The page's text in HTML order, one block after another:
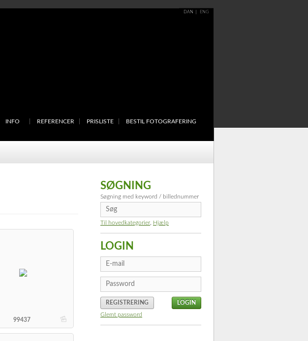
DAN ENG
INFO REFERENCER PRISLISTE BESTIL FOTOGRAFERING
b
99437
SØGNING
Søgning med keyword / billednummer
Til hovedkategorier Hjælp
LOGIN
REGISTRERING
Glemt password